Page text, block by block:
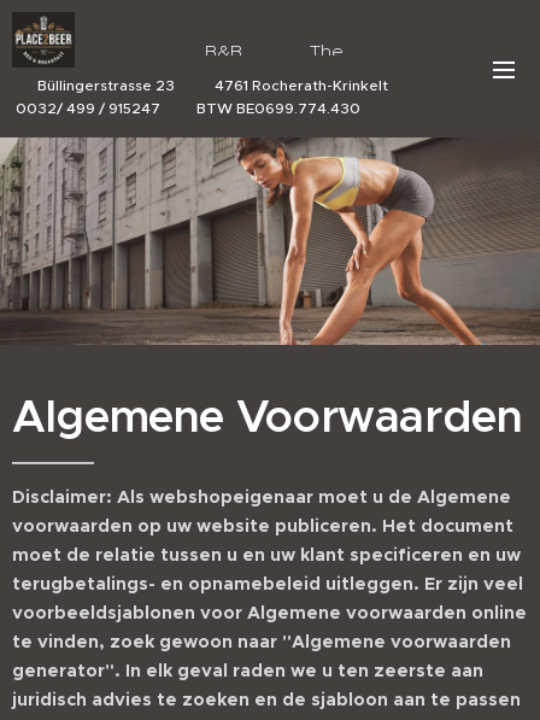
B&B The
Place 2 Beer
Büllingerstrasse 23 4761 Rocherath-Krinkelt
0032/ 499 / 915247 BTW BE0699.774.430
Algemene Voorwaarden
Disclaimer: Als webshopeigenaar moet u de Algemene
voorwaarden op uw website publiceren. Het document
moet de relatie tussen u en uw klant specificeren en uw
terugbetalings- en opnamebeleid uitleggen. Er zijn veel
voorbeeldsjablonen voor Algemene voorwaarden online
te vinden, zoek gewoon naar "Algemene voorwaarden
generator". In elk geval raden we u ten zeerste aan
juridisch advies te zoeken en de sjabloon aan te passen